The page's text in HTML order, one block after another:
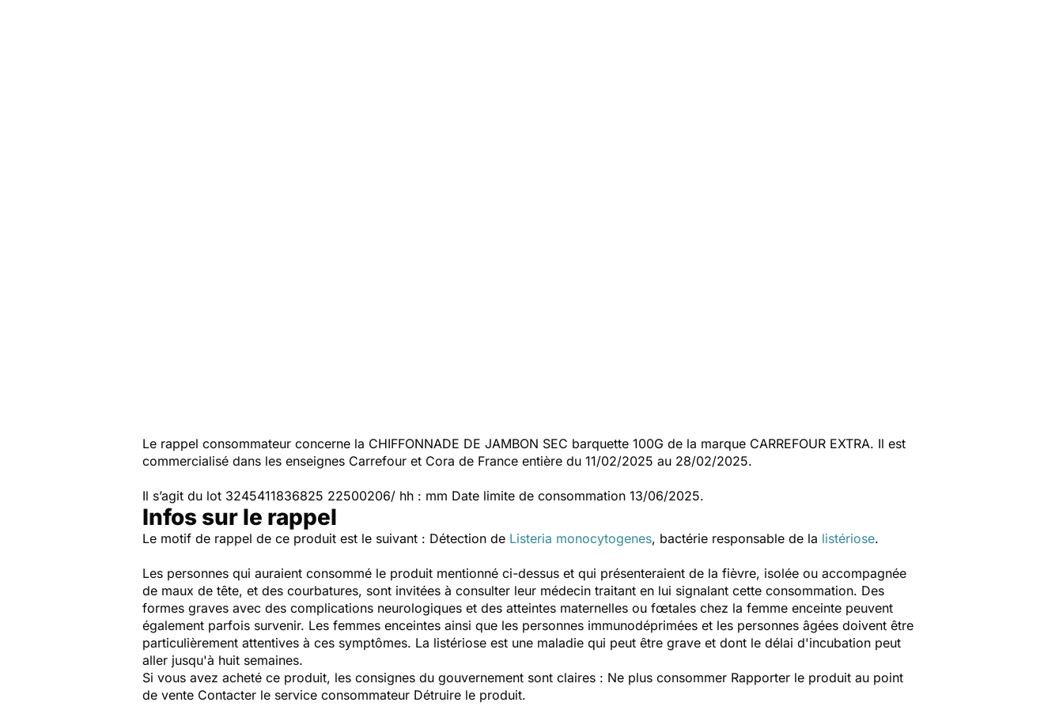
Le rappel consommateur concerne la CHIFFONNADE DE JAMBON SEC barquette 100G de la marque CARREFOUR EXTRA. Il est
commercialisé dans les enseignes Carrefour et Cora de France entière du 11/02/2025 au 28/02/2025.
Il s’agit du lot 3245411836825 22500206/ hh : mm Date limite de consommation 13/06/2025.
Infos sur le rappel
Le motif de rappel de ce produit est le suivant : Détection de Listeria monocytogenes, bactérie responsable de la listériose.
Les personnes qui auraient consommé le produit mentionné ci-dessus et qui présenteraient de la fièvre, isolée ou accompagnée
de maux de tête, et des courbatures, sont invitées à consulter leur médecin traitant en lui signalant cette consommation. Des
formes graves avec des complications neurologiques et des atteintes maternelles ou fœtales chez la femme enceinte peuvent
également parfois survenir. Les femmes enceintes ainsi que les personnes immunodéprimées et les personnes âgées doivent être
particulièrement attentives à ces symptômes. La listériose est une maladie qui peut être grave et dont le délai d'incubation peut
aller jusqu'à huit semaines.
Si vous avez acheté ce produit, les consignes du gouvernement sont claires : Ne plus consommer Rapporter le produit au point
de vente Contacter le service consommateur Détruire le produit.